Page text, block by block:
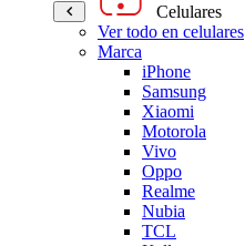
Celulares
Ver todo en celulares
Marca
iPhone
Samsung
Xiaomi
Motorola
Vivo
Oppo
Realme
Nubia
TCL